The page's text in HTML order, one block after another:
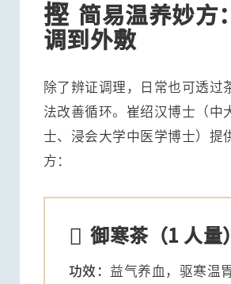
摼 简易温养妙方
调到外敷
除了辨证调理，日常也可透过
法改善循环。崔绍汉博士（中
士、浸会大学中医学博士）提
方：
 御寒茶（1 人量）
功效： 益气养血，驱寒温